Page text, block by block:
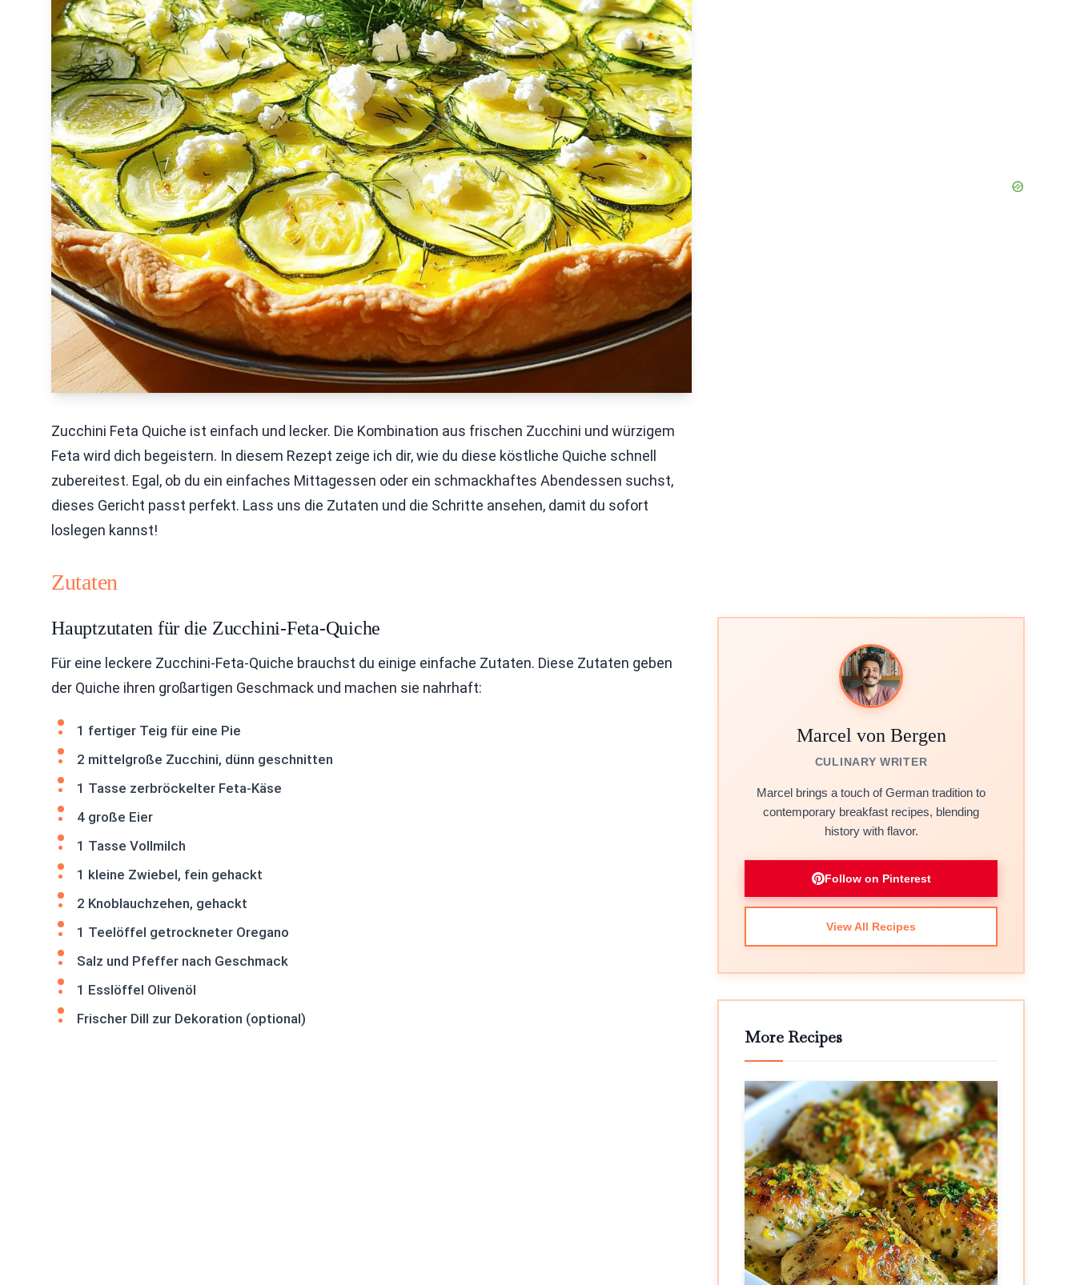
Zucchini Feta Quiche ist einfach und lecker. Die Kombination aus frischen Zucchini und würzigem
Feta wird dich begeistern. In diesem Rezept zeige ich dir, wie du diese köstliche Quiche schnell
zubereitest. Egal, ob du ein einfaches Mittagessen oder ein schmackhaftes Abendessen suchst,
dieses Gericht passt perfekt. Lass uns die Zutaten und die Schritte ansehen, damit du sofort
loslegen kannst!
Zutaten
Hauptzutaten für die Zucchini-Feta-Quiche
Für eine leckere Zucchini-Feta-Quiche brauchst du einige einfache Zutaten. Diese Zutaten geben
der Quiche ihren großartigen Geschmack und machen sie nahrhaft:
1 fertiger Teig für eine Pie
2 mittelgroße Zucchini, dünn geschnitten
1 Tasse zerbröckelter Feta-Käse
4 große Eier
1 Tasse Vollmilch
1 kleine Zwiebel, fein gehackt
2 Knoblauchzehen, gehackt
1 Teelöffel getrockneter Oregano
Salz und Pfeffer nach Geschmack
1 Esslöffel Olivenöl
Frischer Dill zur Dekoration (optional)
Marcel von Bergen
CULINARY WRITER
Marcel brings a touch of German tradition to
contemporary breakfast recipes, blending
history with flavor.
Follow on Pinterest
View All Recipes
More Recipes